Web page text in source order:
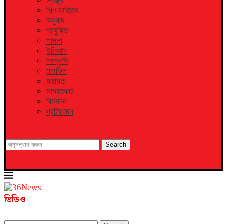
শিল্প সাহিত্য
অনুবাদ
প্রযুক্তি
শাপলা
ইতিহাস
সংস্কৃতি
মাহফিল
মতামত
সাক্ষাতকার
বিনোদন
প্রতিবেদন
Search
ভিডিও